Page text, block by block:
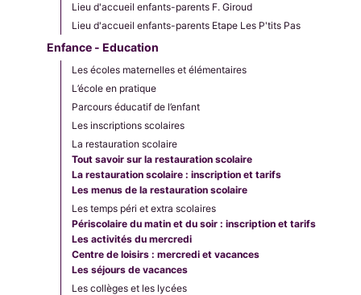
Lieu d'accueil enfants-parents F. Giroud
Lieu d'accueil enfants-parents Etape Les P'tits Pas
Enfance - Education
Les écoles maternelles et élémentaires
L’école en pratique
Parcours éducatif de l’enfant
Les inscriptions scolaires
La restauration scolaire
Tout savoir sur la restauration scolaire
La restauration scolaire : inscription et tarifs
Les menus de la restauration scolaire
Les temps péri et extra scolaires
Périscolaire du matin et du soir : inscription et tarifs
Les activités du mercredi
Centre de loisirs : mercredi et vacances
Les séjours de vacances
Les collèges et les lycées